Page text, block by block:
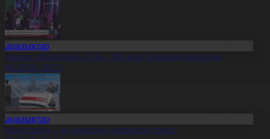
ойындары-2026»: 180 млн қаралым жиналды
20:15
– ақ жартасқа қашалған тарих